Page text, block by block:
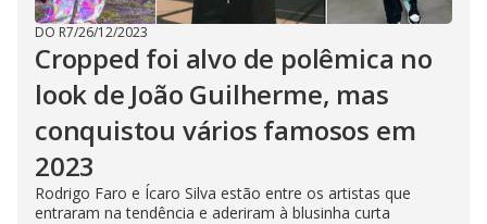
DO R7/26/12/2023
Cropped foi alvo de polêmica no
look de João Guilherme, mas
conquistou vários famosos em
2023
Rodrigo Faro e Ícaro Silva estão entre os artistas que
entraram na tendência e aderiram à blusinha curta